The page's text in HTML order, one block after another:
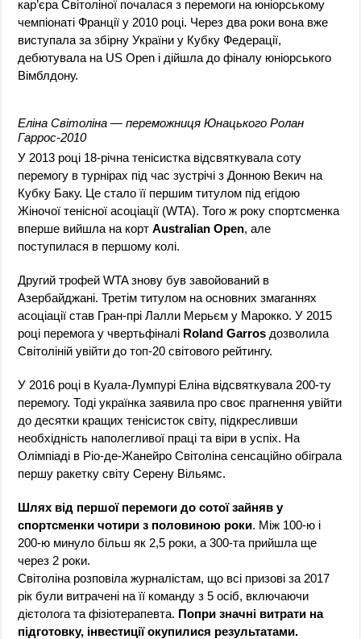
кар’єра Світоліної почалася з перемоги на юніорському
чемпіонаті Франції у 2010 році. Через два роки вона вже
виступала за збірну України у Кубку Федерації,
дебютувала на US Open і дійшла до фіналу юніорського
Вімблдону.
Еліна Світоліна — переможниця Юнацького Ролан
Гаррос-2010
У 2013 році 18-річна тенісистка відсвяткувала соту
перемогу в турнірах під час зустрічі з Донною Векич на
Кубку Баку. Це стало її першим титулом під егідою
Жіночої тенісної асоціації (WTA). Того ж року спортсменка
вперше вийшла на кортAustralian Open, але
поступилася в першому колі.
Другий трофей WTA знову був завойований в
Азербайджані. Третім титулом на основних змаганнях
асоціації став Гран-прі Лалли Мерьєм у Марокко. У 2015
році перемога у чвертьфіналі Roland Garros дозволила
Світоліній увійти до топ-20 світового рейтингу.
У 2016 році в Куала-Лумпурі Еліна відсвяткувала 200-ту
перемогу. Тоді українка заявила про своє прагнення увійти
до десятки кращих тенісисток світу, підкресливши
необхідність наполегливої праці та віри в успіх. На
Олімпіаді в Ріо-де-Жанейро Світоліна сенсаційно обіграла
першу ракетку світу Серену Вільямс.
Шлях від першої перемоги до сотої зайняв у
спортсменки чотири з половиною роки. Між 100-ю і
200-ю минуло більш як 2,5 роки, а 300-та прийшла ще
через 2 роки.
Світоліна розповіла журналістам, що всі призові за 2017
рік були витрачені на її команду з 5 осіб, включаючи
дієтолога та фізіотерапевта. Попри значні витрати на
підготовку, інвестиції окупилися результатами.